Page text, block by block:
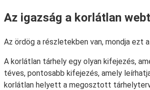
Az igazság a korlátlan
Az ördög a részletekben van, mondja ezt
A korlátlan tárhely egy olyan kifejezés,
téves, pontosabb kifejezés, amely
korlátlan helyett a megosztott